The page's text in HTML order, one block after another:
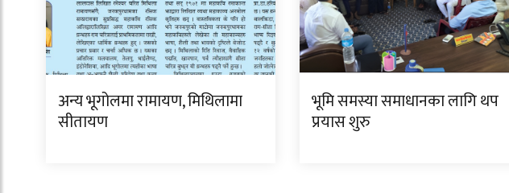
अन्य भूगोलमा रामायण, मिथिलामा
सीतायण
भूमि समस्या समाधानका लागि थप
प्रयास शुरु